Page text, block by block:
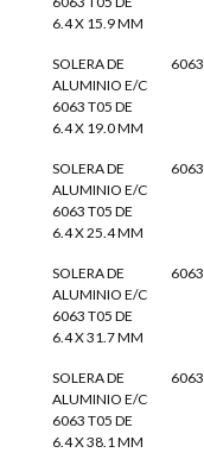
6.4 X 15.9 MM
SOLERA DE
ALUMINIO E/C
6063 T05 DE
6.4 X 19.0 MM
6063
SOLERA DE
ALUMINIO E/C
6063 T05 DE
6.4 X 25.4 MM
6063
SOLERA DE
ALUMINIO E/C
6063 T05 DE
6.4 X 31.7 MM
6063
SOLERA DE
ALUMINIO E/C
6063 T05 DE
6.4 X 38.1 MM
6063